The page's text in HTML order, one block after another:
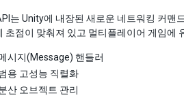
는 Unity에 내장된 새로운 네트워킹 커맨
초점이 맞춰져 있고 멀티플레이어 게임에
시지(Message) 핸들러
용 고성능 직렬화
산 오브젝트 관리